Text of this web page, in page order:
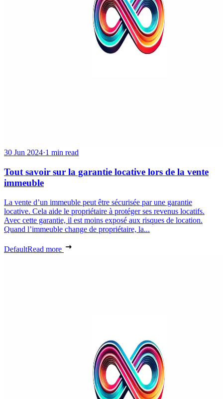
30 Jun 2024·1 min read
Tout savoir sur la garantie locative lors de la vente
immeuble
La vente d’un immeuble peut être sécurisée par une garantie
locative. Cela aide le propriétaire à protéger ses revenus locatifs.
Avec cette garantie, il est moins exposé aux risques de location.
Quand l’immeuble change de propriétaire, la...
DefaultRead more